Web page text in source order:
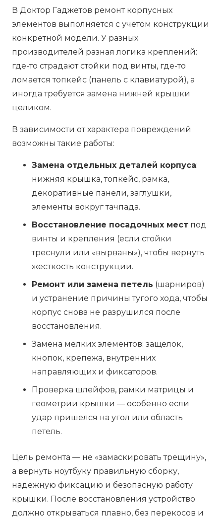
В Доктор Гаджетов ремонт корпусных
элементов выполняется с учетом конструкции
конкретной модели. У разных
производителей разная логика креплений:
где-то страдают стойки под винты, где-то
ломается топкейс (панель с клавиатурой), а
иногда требуется замена нижней крышки
целиком.
В зависимости от характера повреждений
возможны такие работы:
Замена отдельных деталей корпуса:
нижняя крышка, топкейс, рамка,
декоративные панели, заглушки,
элементы вокруг тачпада.
Восстановление посадочных мест под
винты и крепления (если стойки
треснули или «вырваны»), чтобы вернуть
жесткость конструкции.
Ремонт или замена петель (шарниров)
и устранение причины тугого хода, чтобы
корпус снова не разрушился после
восстановления.
Замена мелких элементов: защелок,
кнопок, крепежа, внутренних
направляющих и фиксаторов.
Проверка шлейфов, рамки матрицы и
геометрии крышки — особенно если
удар пришелся на угол или область
петель.
Цель ремонта — не «замаскировать трещину»,
а вернуть ноутбуку правильную сборку,
надежную фиксацию и безопасную работу
крышки. После восстановления устройство
должно открываться плавно, без перекосов и